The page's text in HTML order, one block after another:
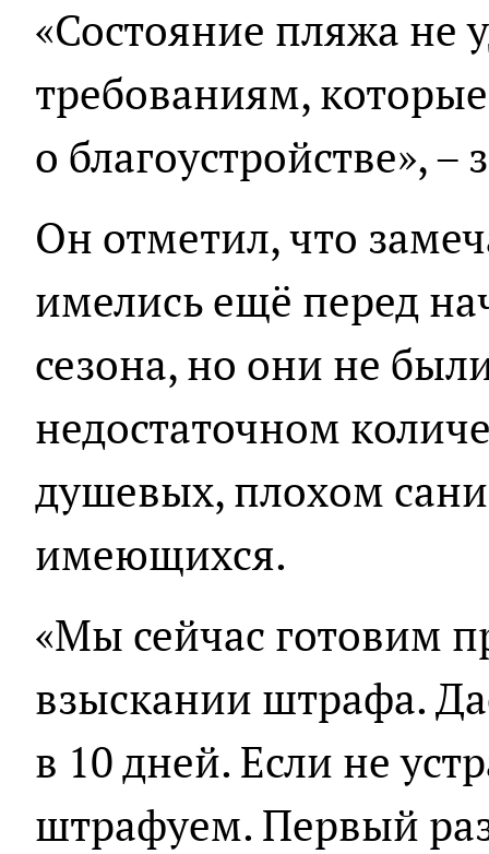
«Состояние пляжа не
требованиям,
о благоустройстве»,
Он отметил, что
имелись ещё перед
сезона, но они не
недостаточном
душевых, плохом
имеющихся.
«Мы сейчас готовим
взыскании штрафа.
в 10 дней. Если не
штрафуем. Первый